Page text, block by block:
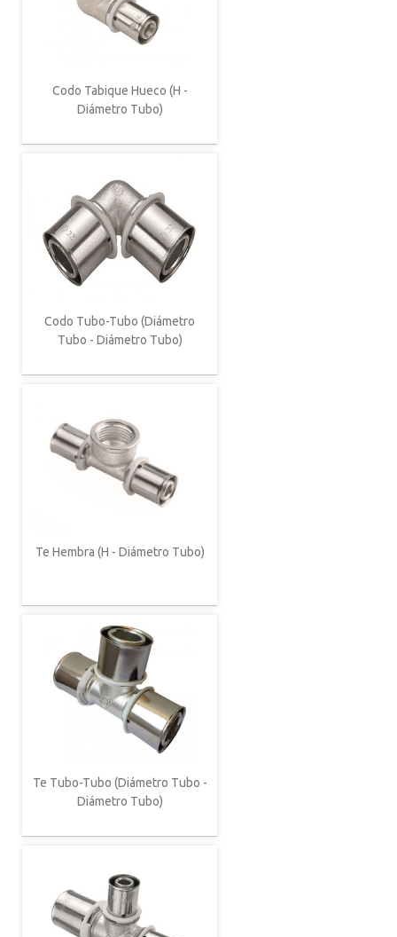
Codo Tabique Hueco (H -
Diámetro Tubo)
Codo Tubo-Tubo (Diámetro
Tubo - Diámetro Tubo)
Te Hembra (H - Diámetro Tubo)
Te Tubo-Tubo (Diámetro Tubo -
Diámetro Tubo)